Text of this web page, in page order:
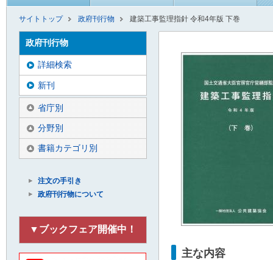
サイトトップ 政府刊行物 建築工事監理指針 令和4年版 下巻
主な内容
政府刊行物
詳細検索
新刊
省庁別
分野別
書籍カテゴリ別
注文の手引き
政府刊行物について
▼ブックフェア開催中！